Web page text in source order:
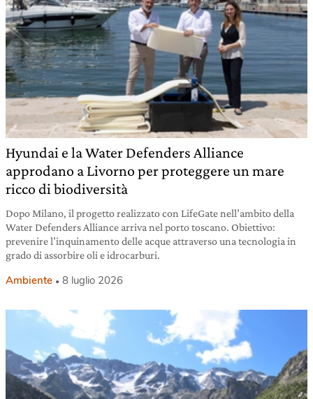
Hyundai e la Water Defenders Alliance
approdano a Livorno per proteggere un mare
ricco di biodiversità
Dopo Milano, il progetto realizzato con LifeGate nell’ambito della
Water Defenders Alliance arriva nel porto toscano. Obiettivo:
prevenire l’inquinamento delle acque attraverso una tecnologia in
grado di assorbire oli e idrocarburi.
Ambiente 8 luglio 2026